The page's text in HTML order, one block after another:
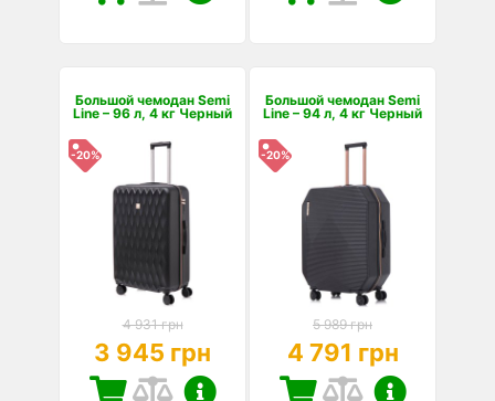
Большой чемодан Semi
Line – 96 л, 4 кг Черный
-20%
4 931 грн
3 945 грн
Большой чемодан Semi
Line – 94 л, 4 кг Черный
-20%
5 989 грн
4 791 грн